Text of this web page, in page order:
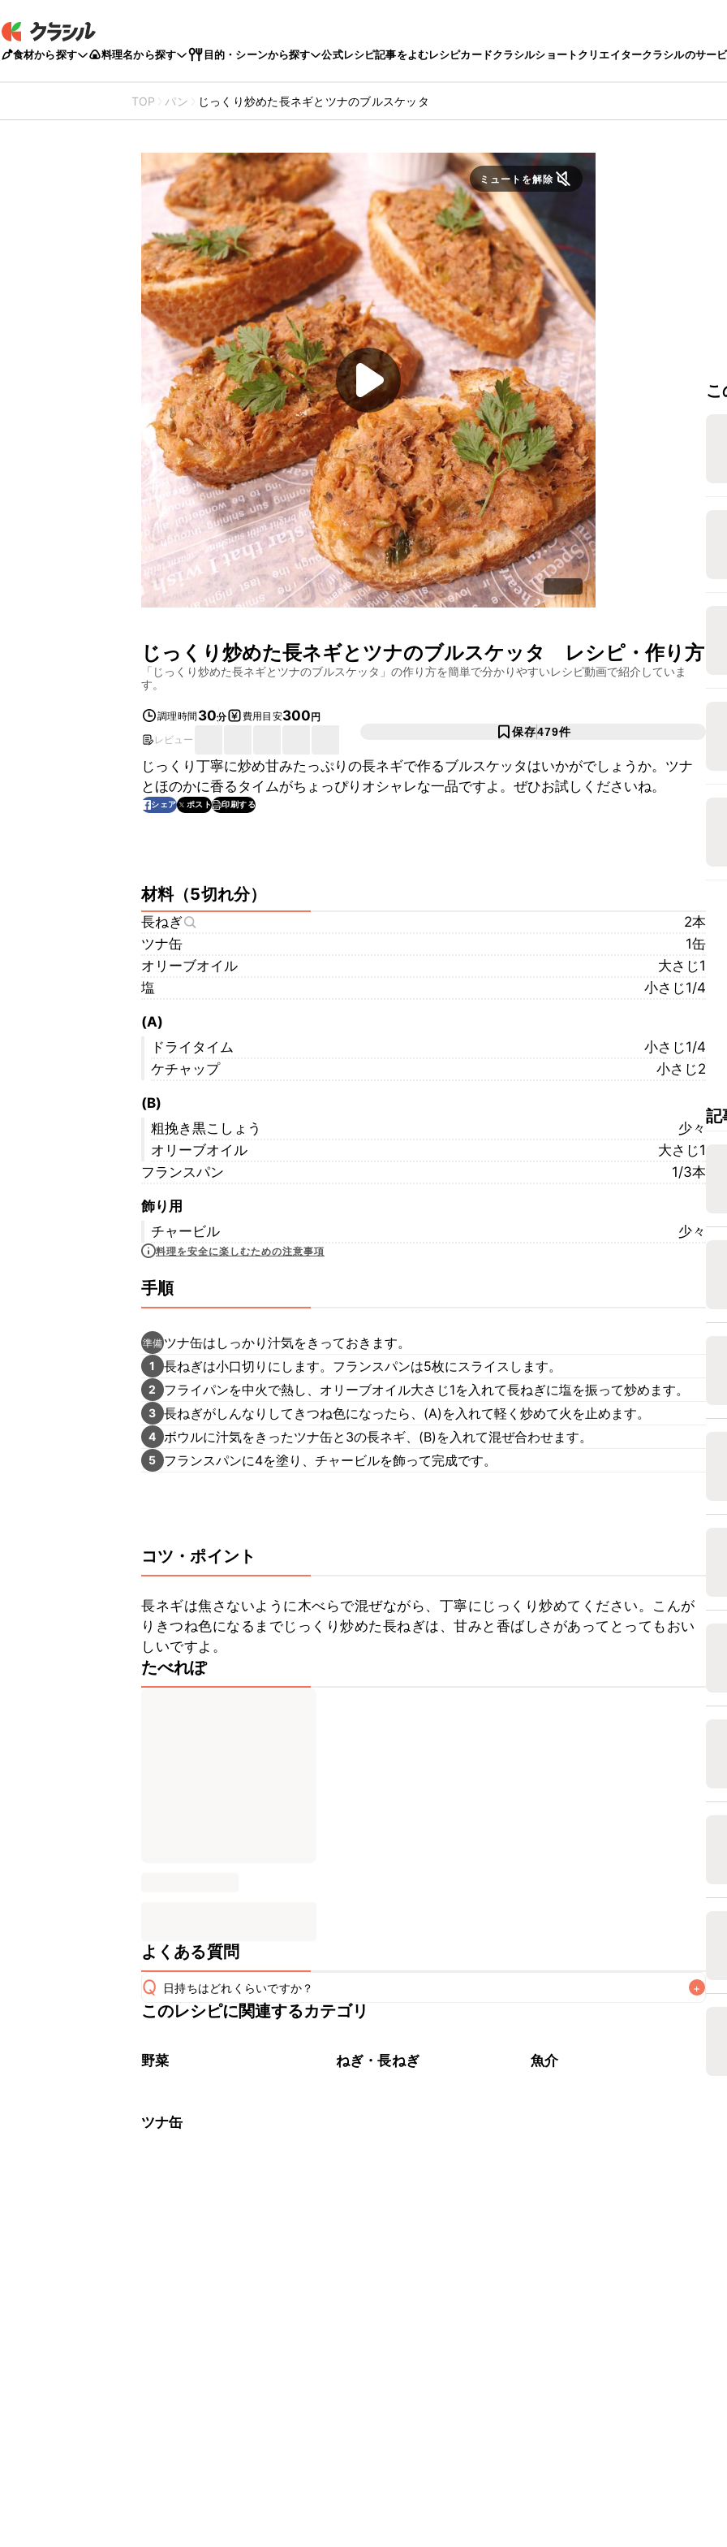
食材から探す 料理名から探す 目的・シーンから探す 公式レシピ記事をよむレシピカードクラシルショートクリエイタークラシルのサー
TOP パン じっくり炒めた長ネギとツナのブルスケッタ
ミュートを解除
じっくり炒めた長ネギとツナのブルスケッタ レシピ・作り方
「 じっくり炒めた長ネギとツナのブルスケッタ 」の作り方を簡単で分かりやすいレシピ動画で紹介していま
す。
調理時間 30分 費用目安300円
レビュー
保存479件
じっくり丁寧に炒め甘みたっぷりの長ネギで作るブルスケッタはいかがでしょうか。ツナ
とほのかに香るタイムがちょっぴりオシャレな一品ですよ。ぜひお試しくださいね。
シェア ポスト 印刷する
材料（5切れ分）
長ねぎ
2本
ツナ缶
1缶
オリーブオイル
大さじ1
塩
小さじ1/4
(A)
ドライタイム
小さじ1/4
ケチャップ
小さじ2
(B)
粗挽き黒こしょう
少々
オリーブオイル
大さじ1
フランスパン
1/3本
飾り用
チャービル
少々
料理を安全に楽しむための注意事項
手順
準備 ツナ缶はしっかり汁気をきっておきます。
1 長ねぎは小口切りにします。フランスパンは5枚にスライスします。
2 フライパンを中火で熱し、オリーブオイル大さじ1を入れて長ねぎに塩を振って炒めます。
3 長ねぎがしんなりしてきつね色になったら、(A)を入れて軽く炒めて火を止めます。
4 ボウルに汁気をきったツナ缶と3の長ネギ、(B)を入れて混ぜ合わせます。
5 フランスパンに4を塗り、チャービルを飾って完成です。
コツ・ポイント
長ネギは焦さないように木べらで混ぜながら、丁寧にじっくり炒めてください。こんが
りきつね色になるまでじっくり炒めた長ねぎは、甘みと香ばしさがあってとってもおい
しいですよ。
たべれぽ
よくある質問
Q 日持ちはどれくらいですか？ +
保存期間は冷蔵で当日中が目安です。なるべくお早めにお召し上がりください。
※日持ちは目安です。
このレシピに関連するカテゴリ
野菜 ねぎ・長ねぎ 魚介
ツナ缶
記